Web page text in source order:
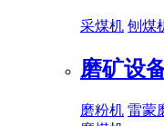
采煤机 刨煤
磨矿设
磨粉机 雷蒙